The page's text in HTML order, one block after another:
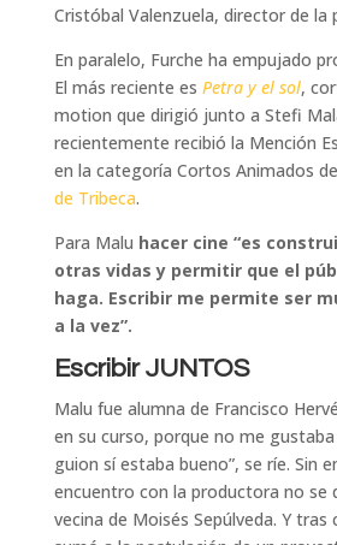
Cristóbal Valenzuela, director de la
En paralelo, Furche ha empujado
El más reciente es Petra y el sol,
motion que dirigió junto a Stefi
recientemente recibió la Mención
en la categoría Cortos Animados
de Tribeca.
Para Malu hacer cine “es
otras vidas y permitir que el
haga. Escribir me permite ser
a la vez”.
Escribir JUNTOS
Malu fue alumna de Francisco
en su curso, porque no me
guion sí estaba bueno”, se ríe. Sin
encuentro con la productora no se
vecina de Moisés Sepúlveda. Y tras